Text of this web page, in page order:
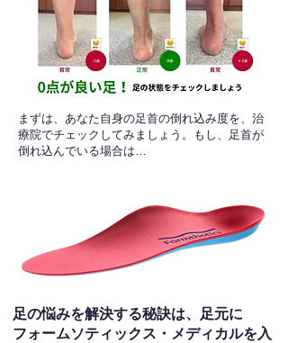
​まずは、あなた自身の足首の倒れ込み度を、治
療院でチェックしてみましょう。もし、足首が
倒れ込んでいる場合は…
足の悩みを解決する秘訣は、足元に
フォームソティックス・メディカルを入